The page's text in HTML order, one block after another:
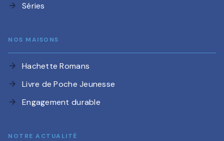
arrow_forward Séries
NOS MAISONS
arrow_forward Hachette Romans
arrow_forward Livre de Poche Jeunesse
arrow_forward Engagement durable
NOTRE ACTUALITÉ